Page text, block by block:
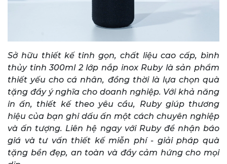
Sở hữu thiết kế tinh gọn, chất liệu cao cấp, bình
thủy tinh 300ml 2 lớp nắp inox Ruby là sản phẩm
thiết yếu cho cá nhân, đồng thời là lựa chọn quà
tặng đầy ý nghĩa cho doanh nghiệp. Với khả năng
in ấn, thiết kế theo yêu cầu, Ruby giúp thương
hiệu của bạn ghi dấu ấn một cách chuyên nghiệp
và ấn tượng. Liên hệ ngay với Ruby để nhận báo
giá và tư vấn thiết kế miễn phí - giải pháp quà
tặng bền đẹp, an toàn và đầy cảm hứng cho mọi